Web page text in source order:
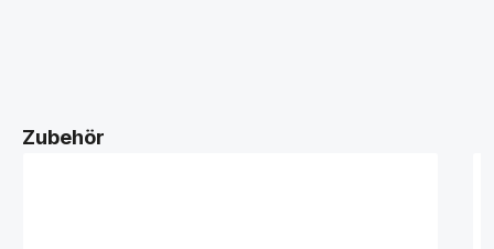
Zubehör